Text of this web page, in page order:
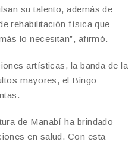
su talento, además de
rehabilitación física que
lo necesitan”, afirmó.
artísticas, la banda de la
mayores, el Bingo
de Manabí ha brindado
en salud. Con esta